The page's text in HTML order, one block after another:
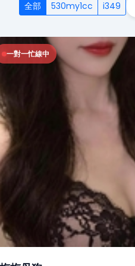
全部 530my1cc i349
一對一忙線中